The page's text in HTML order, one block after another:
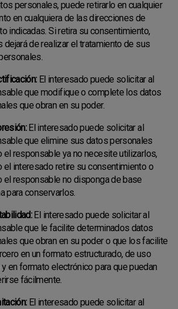
personales, puede retirarlo en cualquier
en cualquiera de las direcciones de
indicadas. Si retira su consentimiento,
dejará de realizar el tratamiento de sus
El interesado puede solicitar al
que modifique o complete los datos
que obran en su poder.
El interesado puede solicitar al
que elimine sus datos personales
el responsable ya no necesite utilizarlos,
el interesado retire su consentimiento o
el responsable no disponga de base
para conservarlos.
El interesado puede solicitar al
que le facilite determinados datos
que obran en su poder o que los facilite
en un formato estructurado, de uso
en formato electrónico para que puedan
fácilmente.
El interesado puede solicitar al